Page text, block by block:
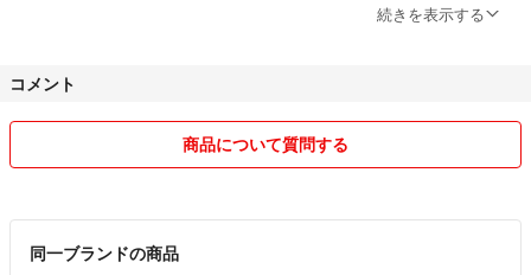
頂きます。
普通郵便の発送について。
祝日と土日曜の配達がありません。そのため、木曜日（地域によっては
通扱いの郵便物の配達日数がこれまでよりも1日程度長くなっていま
す。
購入時に発送方法をご確認頂き、ご了承の上購入くださいませ。＋差額
続きを表示する
コメント
商品について質問する
同一ブランドの商品